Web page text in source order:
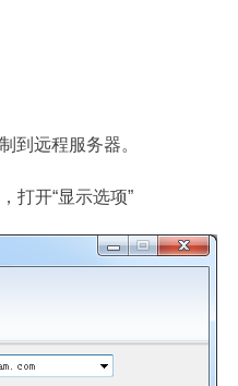
到远程服务器。
打开“显示选项”